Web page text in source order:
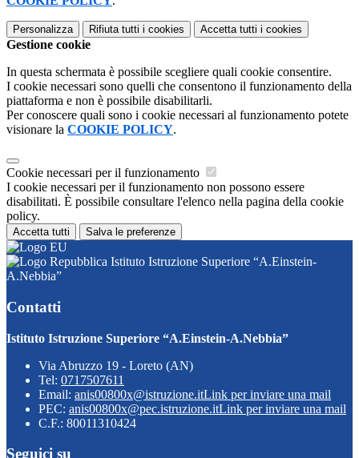
Personalizza Rifiuta tutti i cookies Accetta tutti i cookies
Gestione cookie
In questa schermata è possibile scegliere quali cookie consentire.
I cookie necessari sono quelli che consentono il funzionamento della
piattaforma e non è possibile disabilitarli.
Per conoscere quali sono i cookie necessari al funzionamento potete
visionare la COOKIE POLICY.
Cookie necessari per il funzionamento
I cookie necessari per il funzionamento non possono essere
disabilitati. È possibile consultare l'elenco nella pagina della cookie
policy.
Accetta tutti Salva le preferenze
Istituto Istruzione Superiore “A.Einstein-
A.Nebbia”
Contatti
Istituto Istruzione Superiore “A.Einstein-A.Nebbia”
Via Abruzzo 19 - Loreto (AN)
Tel: 0717507611
Email: anis00800x@istruzione.itLink per inviare una mail
PEC: anis00800x@pec.istruzione.itLink per inviare una mail
C.F.: 80011310424
Seguici su